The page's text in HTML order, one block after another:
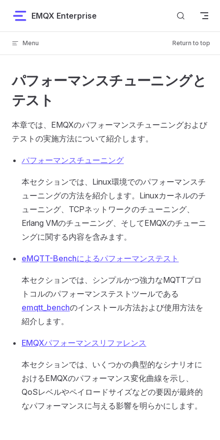
Skip to content
EMQX Enterprise
Menu Return to top
パフォーマンスチューニングと
テスト
本章では、EMQXのパフォーマンスチューニングおよび
テストの実施方法について紹介します。
パフォーマンスチューニング
本セクションでは、Linux環境でのパフォーマンスチ
ューニングの方法を紹介します。Linuxカーネルのチ
ューニング、TCPネットワークのチューニング、
Erlang VMのチューニング、そしてEMQXのチューニ
ングに関する内容を含みます。
eMQTT-Benchによるパフォーマンステスト
本セクションでは、シンプルかつ強力なMQTTプロ
トコルのパフォーマンステストツールである
emqtt_benchのインストール方法および使用方法を
紹介します。
EMQXパフォーマンスリファレンス
本セクションでは、いくつかの典型的なシナリオに
おけるEMQXのパフォーマンス変化曲線を示し、
QoSレベルやペイロードサイズなどの要因が最終的
なパフォーマンスに与える影響を明らかにします。